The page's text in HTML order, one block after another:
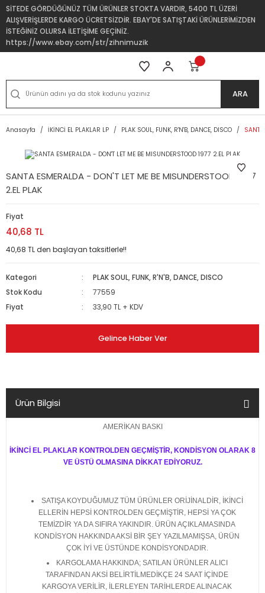
SİTEDE GÖRDÜĞÜNÜZ TÜM ÜRÜNLER STOKTA VARDIR, 5400 TL ÜZERİ
ALIŞVERİŞLERDE KARGO ÜCRETSİZDİR. EBAY'DE SATIŞTAKİ ÜRÜNLERİMİZDEN
İSTEĞİNİZ OLURSA İLETİŞİME GEÇİNİZ.
https://www.ebay.com/str/zihnimuzik
ARA
Anasayfa İKİNCİ EL PLAKLAR LP PLAK SOUL, FUNK, R'N'B, DANCE, DISCO
SANTA ESMERALDA - DON'T LET ME BE MISUNDERSTOOD 1977
2.EL PLAK
Fiyat
40,68 TL
40,68 TL den başlayan taksitlerle!!
Kategori
PLAK SOUL, FUNK, R'N'B, DANCE, DISCO
Stok Kodu
77559
Fiyat
33,90 TL + KDV
Gelince Haber Ver
Ürün Bilgisi
AMERİKAN BASKI
İKİNCİ EL PLAKLAR KONTROLDEN GEÇMİŞTİR, KONDİSYON OLARAK 8
VE ÜSTÜ OLMASINA DİKKAT EDİYORUZ.
SATIŞA KOYDUĞUMUZ TÜM ÜRÜNLER ORİJİNALDİR, İKİNCİ
ELLERİN HEPSİ KONTROLDEN GEÇMİŞTİR, HEPSİ YA ÇOK
TEMİZDİR YA DA SIFIRA YAKINDIR. ÜRÜN AÇIKLAMASINDA
KONDİSYON HAKKINDA AKSİ BİR ŞEY YAZILMAMIŞSA, ÜRÜN
ÇOK İYİ VE ÜSTÜNDE KONDİSYONDADIR.
KARGOLAMA HAKKINDA; SATILAN ÜRÜNLER ALICI
TARAFINDAN AKSİ BELİRTİLMEDİKÇE 24 SAAT İÇİNDE
KARGOYA VERİLİR, İLERLEYEN TARİHLERDE ALINACAK